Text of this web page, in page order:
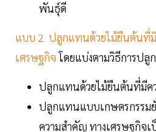
พันธุ์ดี
แบบ 2 ปลูกแทนด้วยไม้ยืนต้นที่
เศรษฐกิจโดยแบ่งตามวิธีการปลูก
ปลูกแทนด้วยไม้ยืนต้นที่มีค
ปลูกแทนแบบเกษตรกรรม
ความสำคัญ ทางเศรษฐกิจ